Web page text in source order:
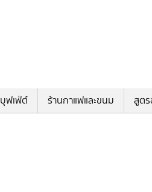
บุฟเฟ่ต์ ร้านกาแฟและขนม สูตร